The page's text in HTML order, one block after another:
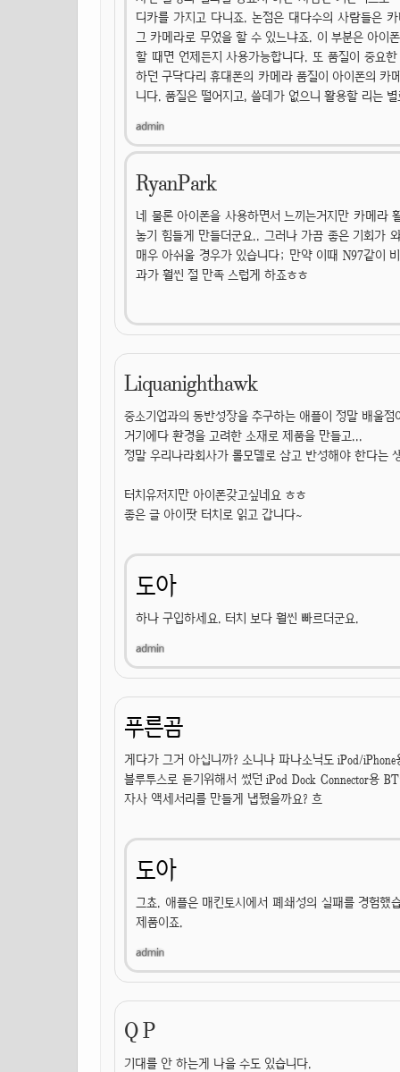
디카를 가지고 다니죠. 논점은 대다수의 사람들은
그 카메라로 무었을 할 수 있느냐죠. 이 부분은 아이
할 때면 언제든지 사용가능합니다. 또 품질이 중요
하던 구닥다리 휴대폰의 카메라 품질이 아이폰의 카
니다. 품질은 떨어지고, 쓸데가 없으니 활용할 리는
RyanPark
네 물론 아이폰을 사용하면서 느끼는거지만 카메라
놓기 힘들게 만들더군요.. 그러나 가끔 좋은 기회가
매우 아쉬울 경우가 있습니다; 만약 이때 N97같이
과가 훨씬 절 만족 스럽게 하죠ㅎㅎ
Liquanighthawk
중소기업과의 동반성장을 추구하는 애플이 정말 배울점
거기에다 환경을 고려한 소재로 제품을 만들고...
정말 우리나라회사가 롤모델로 삼고 반성해야 한다는
터치유저지만 아이폰갖고싶네요 ㅎㅎ
좋은 글 아이팟 터치로 읽고 갑니다~
도아
하나 구입하세요. 터치 보다 훨씬 빠르더군요.
푸른곰
게다가 그거 아십니까? 소니나 파나소닉도 iPod/
블루투스로 듣기위해서 썼던 iPod Dock Connector용
자사 액세서리를 만들게 냅뒀을까요? 흐
도아
그쵸. 애플은 매킨토시에서 폐쇄성의 실패를 경험
제품이죠.
Q P
기대를 안 하는게 나을 수도 있습니다.